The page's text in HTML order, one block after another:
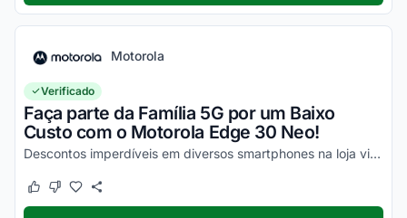
Motorola
Verificado
Faça parte da Família 5G por um Baixo
Custo com o Motorola Edge 30 Neo!
Descontos imperdíveis em diversos smartphones na loja virtual, incluindo o Moto Edge 30 Neo. Confira!
Este cupom funcionou
Este cupom não funcionou